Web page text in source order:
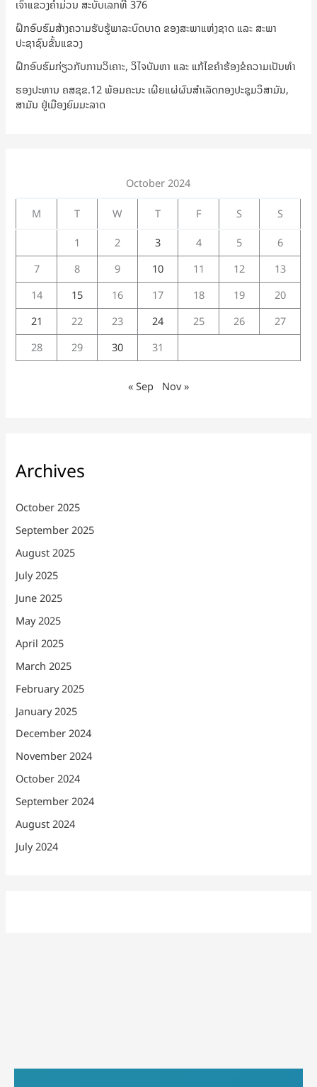
ເຈົ້າແຂວງຄຳມ່ວນ ສະບັບເລກທີ 376
ຝຶກອົບຮົມສ້າງຄວາມຮັບຮູ້ພາລະບົດບາດ ຂອງສະພາແຫ່ງຊາດ ແລະ ສະພາ
ປະຊາຊົນຂັ້ນແຂວງ
ຝຶກອົບຮົມກ່ຽວກັບການວິເຄາະ, ວິໄຈບັນຫາ ແລະ ແກ້ໄຂຄຳຮ້ອງຂໍຄວາມເປັນທຳ
ຮອງປະທານ ຄສຊຂ.12 ພ້ອມຄະນະ ເຜີຍແຜ່ຜົນສຳເລັດກອງປະຊຸມວິສາມັນ,
ສາມັນ ຢູ່ເມືອງຍົມມະລາດ
October 2024
M
T W T F S
S
1
2 3 4 5
6
7
8 9 10 11 12
13
14
15 16 17 18 19
20
21
22 23 24 25 26
27
28
29 30 31
« Sep Nov »
Archives
October 2025
September 2025
August 2025
July 2025
June 2025
May 2025
April 2025
March 2025
February 2025
January 2025
December 2024
November 2024
October 2024
September 2024
August 2024
July 2024